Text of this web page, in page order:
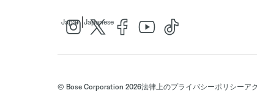
Japan Japanese
© Bose Corporation 2026法律上のプライバシーポリシーア